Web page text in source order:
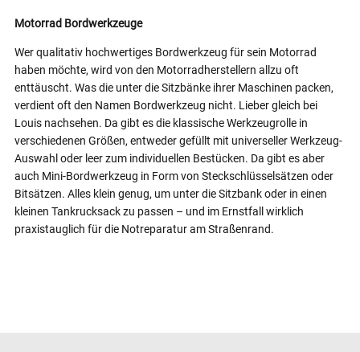
Motorrad Bordwerkzeuge
Wer qualitativ hochwertiges Bordwerkzeug für sein Motorrad
haben möchte, wird von den Motorradherstellern allzu oft
enttäuscht. Was die unter die Sitzbänke ihrer Maschinen packen,
verdient oft den Namen Bordwerkzeug nicht. Lieber gleich bei
Louis nachsehen. Da gibt es die klassische Werkzeugrolle in
verschiedenen Größen, entweder gefüllt mit universeller Werkzeug-
Auswahl oder leer zum individuellen Bestücken. Da gibt es aber
auch Mini-Bordwerkzeug in Form von Steckschlüsselsätzen oder
Bitsätzen. Alles klein genug, um unter die Sitzbank oder in einen
kleinen Tankrucksack zu passen – und im Ernstfall wirklich
praxistauglich für die Notreparatur am Straßenrand.